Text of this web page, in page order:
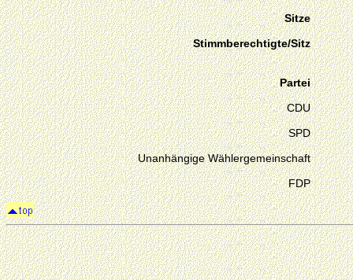
Sitze
Stimmberechtigte/Sitz
Partei
CDU
SPD
Unanhängige Wählergemeinschaft
FDP